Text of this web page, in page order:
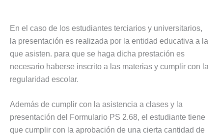
En el caso de los estudiantes terciarios y universitarios,
la presentación es realizada por la entidad educativa a la
que asisten. para que se haga dicha prestación es
necesario haberse inscrito a las materias y cumplir con la
regularidad escolar.
Además de cumplir con la asistencia a clases y la
presentación del Formulario PS 2.68, el estudiante tiene
que cumplir con la aprobación de una cierta cantidad de